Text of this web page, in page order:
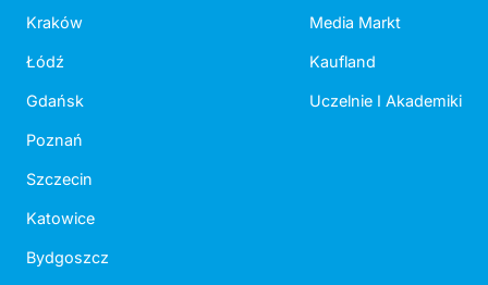
Kraków
Łódź
Gdańsk
Poznań
Szczecin
Katowice
Bydgoszcz
Media Markt
Kaufland
Uczelnie I Akademiki